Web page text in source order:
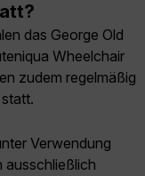
das George Old
Wheelchair
zudem regelmäßig
Verwendung
ausschließlich